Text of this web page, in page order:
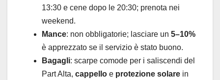
13:30 e cene dopo le 20:30; prenota nei
weekend.
Mance: non obbligatorie; lasciare un 5–10%
è apprezzato se il servizio è stato buono.
Bagagli: scarpe comode per i saliscendi del
Part Alta, cappello e protezione solare in